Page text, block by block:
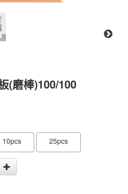
(磨棒)100/100
10pcs 25pcs